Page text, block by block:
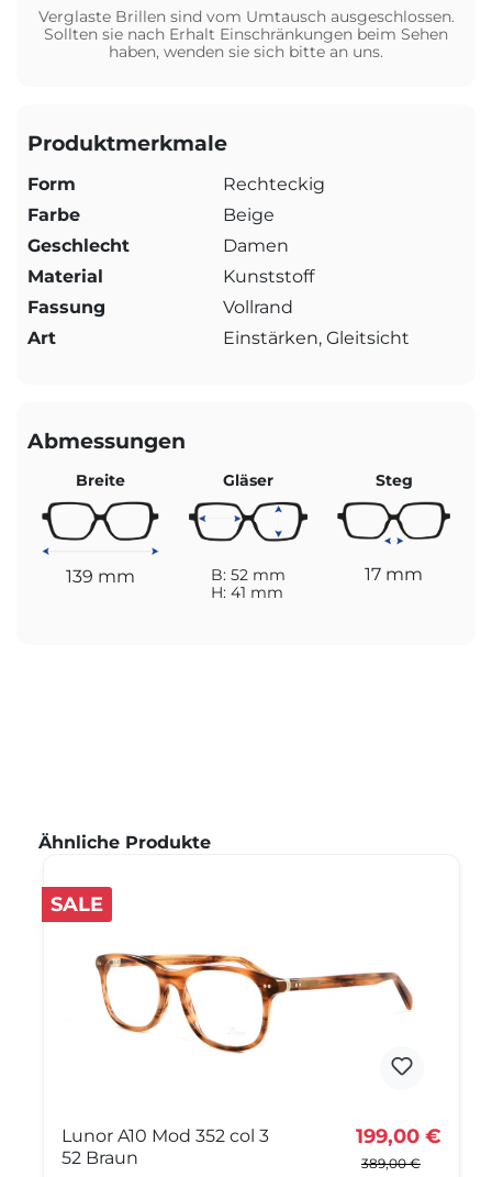
Verglaste Brillen sind vom Umtausch ausgeschlossen.
Sollten sie nach Erhalt Einschränkungen beim Sehen
haben, wenden sie sich bitte an uns.
Produktmerkmale
Form
Rechteckig
Farbe
Beige
Geschlecht
Damen
Material
Kunststoff
Fassung
Vollrand
Art
Einstärken, Gleitsicht
Abmessungen
Breite
139 mm
Gläser
B: 52 mm
H: 41 mm
Steg
17 mm
Produktgalerie überspringen
Ähnliche Produkte
SALE
Lunor A10 Mod 352 col 3
52 Braun
199,00 €
389,00 €